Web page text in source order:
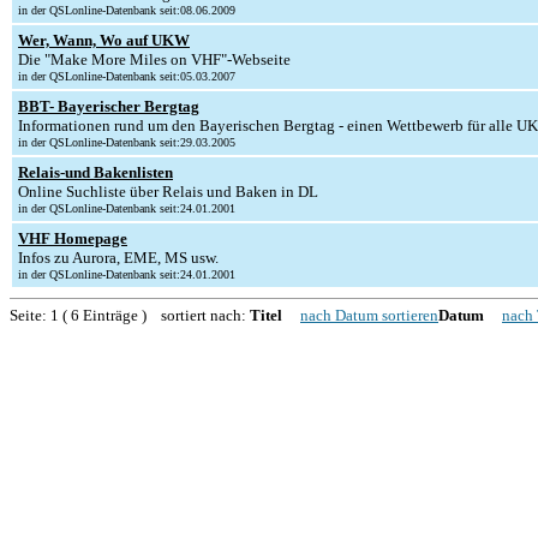
in der QSLonline-Datenbank seit:08.06.2009
Wer, Wann, Wo auf UKW
Die "Make More Miles on VHF"-Webseite
in der QSLonline-Datenbank seit:05.03.2007
BBT- Bayerischer Bergtag
Informationen rund um den Bayerischen Bergtag - einen Wettbewerb für alle
in der QSLonline-Datenbank seit:29.03.2005
Relais-und Bakenlisten
Online Suchliste über Relais und Baken in DL
in der QSLonline-Datenbank seit:24.01.2001
VHF Homepage
Infos zu Aurora, EME, MS usw.
in der QSLonline-Datenbank seit:24.01.2001
Seite: 1 ( 6 Einträge ) sortiert nach: Titel nach Datum sortierenDatum nach